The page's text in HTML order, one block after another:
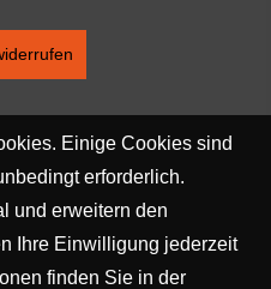
Einige Cookies sind
erforderlich.
und erweitern den
Ihre Einwilligung jederzeit
finden Sie in der